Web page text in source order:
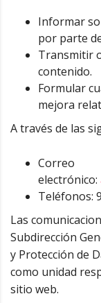
Informar
por parte
Transmitir
contenido.
Formular
mejora
A través de las
Correo
electrónico:
Teléfonos:
Las
Subdirección
y Protección de
como unidad
sitio web.